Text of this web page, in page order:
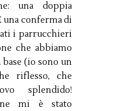
una doppia
una conferma di
i parrucchieri
che abbiamo
base (io sono un
riflesso, che
splendido!
mi è stato